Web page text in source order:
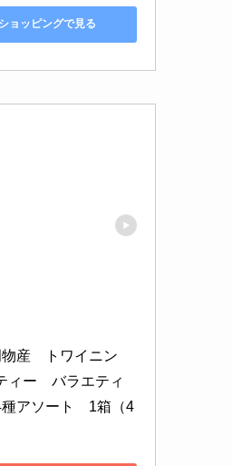
ョッピングで見る
物産　トワイニン
ィー　バラエティ
アソート　1箱（4